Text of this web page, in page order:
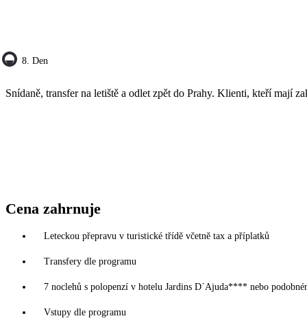
8. Den
Snídaně, transfer na letiště a odlet zpět do Prahy. Klienti, kteří mají
Cena zahrnuje
Leteckou přepravu v turistické třídě včetně tax a příplatků
Transfery dle programu
7 noclehů s polopenzí v hotelu Jardins D´Ajuda**** nebo
Vstupy dle programu